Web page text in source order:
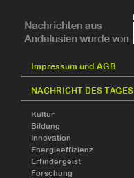
Impressum und AGB
NACHRICHT DES TAGES
Kultur
Bildung
Innovation
Energieeffizienz
Erfindergeist
Forschung